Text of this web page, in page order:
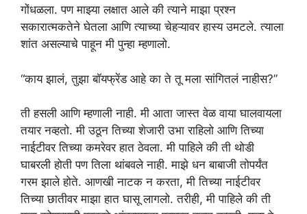
गोंधळला. पण माझ्या लक्षात आले की त्याने माझा प्रश्न
सकारात्मकतेने घेतला आणि त्याच्या चेहऱ्यावर हास्य उमटले. त्याला
शांत असल्याचे पाहून मी पुन्हा म्हणालो.
“काय झालं, तुझा बॉयफ्रेंड आहे का ते तू मला सांगितलं नाहीस?”
ती हसली आणि म्हणाली नाही. मी आता जास्त वेळ वाया घालवायला
तयार नव्हतो. मी उठून तिच्या शेजारी उभा राहिलो आणि तिच्या
नाईटीवर तिच्या कमरेवर हात ठेवला. मी पाहिले की ती थोडी
घाबरली होती पण तिला थांबवले नाही. माझे धन बाबाजी तोपर्यंत
गरम झाले होते. आणखी नाटक न करता, मी तिच्या नाईटीवर
तिच्या छातीवर माझा हात घासू लागलो. तरीही, मी पाहिले की ती